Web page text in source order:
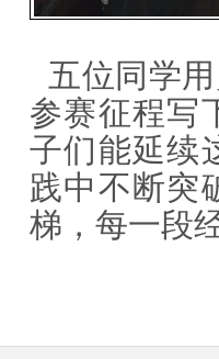
五位同学
参赛征程写
子们能延续
践中不断突
梯，每一段